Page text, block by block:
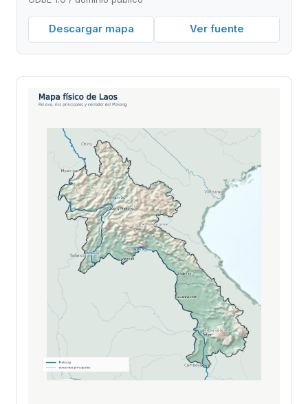
Descargar mapa Ver fuente